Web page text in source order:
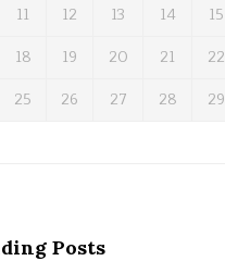
11 12 13 14 15
18 19 20 21 22
25 26 27 28 29
Posts